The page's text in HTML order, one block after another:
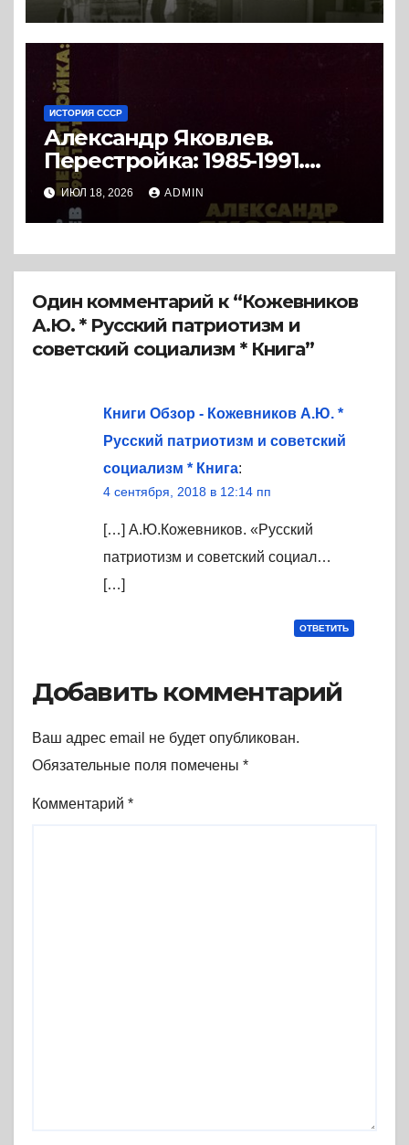
(2018) * Книга
ИСТОРИЯ СССР
Александр Яковлев.
Перестройка: 1985-1991.
Документы. (2008) * Книга
ИЮЛ 18, 2026 ADMIN
Один комментарий к “Кожевников
А.Ю. * Русский патриотизм и
советский социализм * Книга”
Книги Обзор - Кожевников А.Ю. *
Русский патриотизм и советский
социализм * Книга:
4 сентября, 2018 в 12:14 пп
[…] А.Ю.Кожевников. «Русский
патриотизм и советский социал…
[…]
ОТВЕТИТЬ
Добавить комментарий
Ваш адрес email не будет опубликован.
Обязательные поля помечены *
Комментарий *